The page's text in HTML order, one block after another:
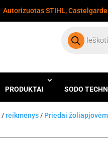
Autorizuotas STIHL,
search
PRODUKTAI SODO
/reikmenys / Priedai